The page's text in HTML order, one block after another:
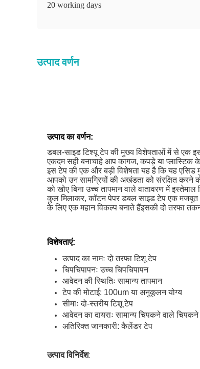
20 working days
उत्पाद वर्णन
उत्पाद का वर्णन:
डबल-साइड टिश्यू टेप की मुख्य विशेषताओं में से एक
एकदम सही बनाचाहे आप कागज, कपड़े या प्लास्टिक
इस टेप की एक और बड़ी विशेषता यह है कि यह एसिड
आपको उन सामग्रियों की अखंडता को संरक्षित करने
को खोए बिना उच्च तापमान वाले वातावरण में
कुल मिलाकर, कॉटन पेपर डबल साइड टेप एक मजबूत
के लिए एक महान विकल्प बनाते हैंइसकी दो तरफा
विशेषताएं:
उत्पाद का नामः दो तरफा टिशू टेप
चिपचिपापनः उच्च चिपचिपापन
आवेदन की स्थितिः सामान्य तापमान
टेप की मोटाई: 100um या अनुकूलन योग्य
सीमाः दो-स्तरीय टिशू टेप
आवेदन का दायराः सामान्य चिपकने वाले
अतिरिक्त जानकारी: कैलेंडर टेप
उत्पाद विनिर्देश: